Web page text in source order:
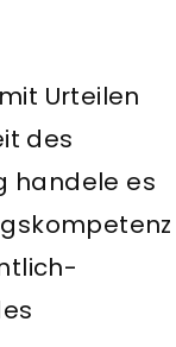
Urteilen
des
handele es